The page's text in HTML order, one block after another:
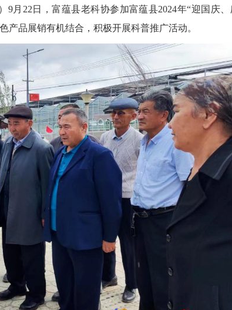
22日，富蕴县老科协参加富蕴县2024年“迎国庆、
产品展销有机结合，积极开展科普推广活动。